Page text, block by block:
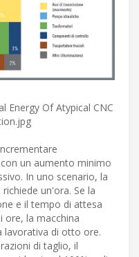
Energy Of Atypical CNC
un aumento minimo
In uno scenario, la
un'ora. Se la
e il tempo di attesa
ore, la macchina
lavorativa di otto ore.
di taglio, il